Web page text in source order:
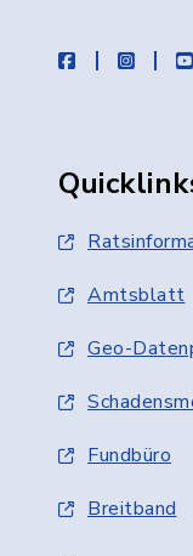
facebook
Amtsblatt
Geo-
Fundbüro
Breitband